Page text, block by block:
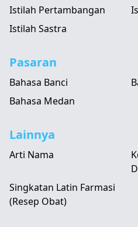
Istilah Pertambangan
Istilah Sastra
Pasaran
Bahasa Banci
Bahasa Medan
Lainnya
Arti Nama
Singkatan Latin Farmasi
(Resep Obat)